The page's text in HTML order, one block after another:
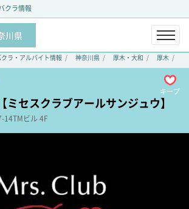
クラ情報
川県
クラ・アルバイト情報 神奈川県 厚木・大和 厚木
キープ
セスクラブアールサンジュウ】
14TMビル 4F